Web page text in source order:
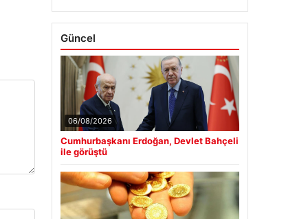
Güncel
06/08/2026
Cumhurbaşkanı Erdoğan, Devlet Bahçeli
ile görüştü